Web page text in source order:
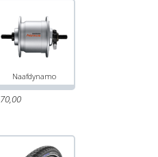
Naafdynamo
70,00